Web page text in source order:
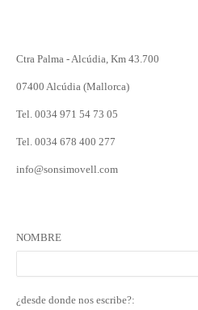
Ctra Palma - Alcúdia, Km 43.700
07400 Alcúdia (Mallorca)
Tel. 0034 971 54 73 05
Tel. 0034 678 400 277
info@sonsimovell.com
NOMBRE
¿desde donde nos escribe?: